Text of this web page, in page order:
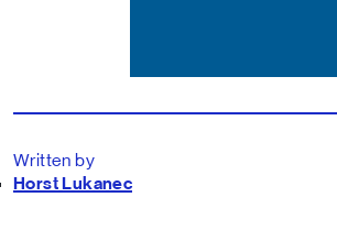
Written by
Horst Lukanec